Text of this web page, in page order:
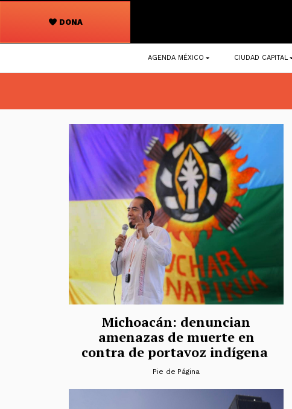
DONA
Navegación
principal
AGENDA MÉXICO CIUDAD CAPITAL
Michoacán: denuncian
amenazas de muerte en
contra de portavoz indígena
Pie de Página